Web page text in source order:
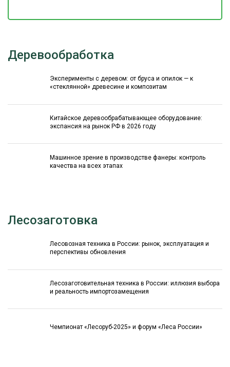
Деревообработка
Эксперименты с деревом: от бруса и опилок — к
«стеклянной» древесине и композитам
Китайское деревообрабатывающее оборудование:
экспансия на рынок РФ в 2026 году
Машинное зрение в производстве фанеры: контроль
качества на всех этапах
Лесозаготовка
Лесовозная техника в России: рынок, эксплуатация и
перспективы обновления
Лесозаготовительная техника в России: иллюзия выбора
и реальность импортозамещения
Чемпионат «Лесоруб-2025» и форум «Леса России»